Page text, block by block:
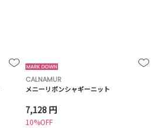
CALNAMUR
メニーリボンシャギーニット
7,128 円
10%OFF